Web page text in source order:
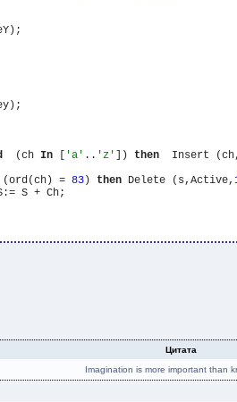
  (ch
In 'a' .. 'z' ]) then
Insert
(ord(ch) = 83 ) then Delete (s,Active,
S + Ch;
Цитата
Imagination is more important than